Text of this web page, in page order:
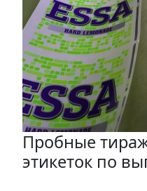
Пробные
этикеток по